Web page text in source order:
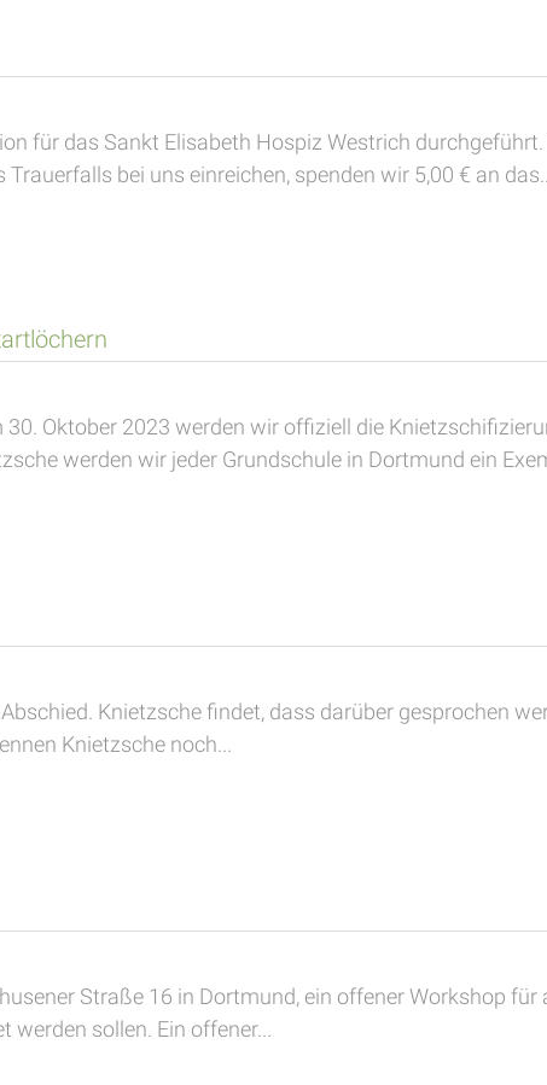
für das Sankt Elisabeth Hospiz Westrich durchgeführt.
bei uns einreichen, spenden wir 5,00 € an das...
Oktober 2023 werden wir offiziell die
werden wir jeder Grundschule in Dortmund ein
Knietzsche findet, dass darüber gesprochen
Knietzsche noch...
Straße 16 in Dortmund, ein offener Workshop für
sollen. Ein offener...